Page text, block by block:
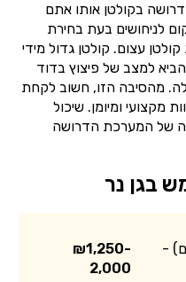
בקולטן אותו אתם
לניחושים בעת בחירת
עצום. קולטן גדול מידי
למצב של פיצוץ בדוד
מהסיבה הזו, חשוב לקחת
מקצועי ומיומן. שיכול
של המערכת הדרושה
בגן נר
-
₪1,250-
2,000